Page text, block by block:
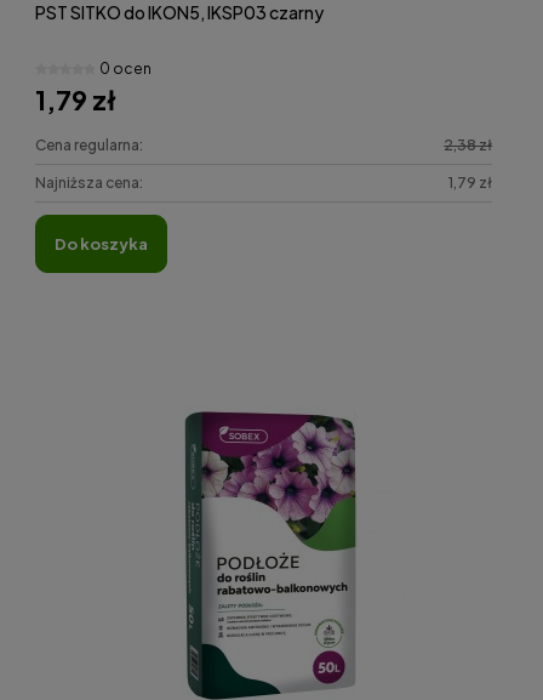
PST SITKO do IKON5, IKSP03 czarny
0 ocen
1,79 zł
Cena regularna: 2,38 zł
Najniższa cena: 1,79 zł
do koszyka